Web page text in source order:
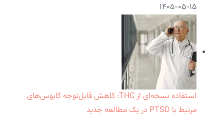
۱۴۰۵-۰۵-۱۵
استفاده نسخه‌ای از THC: کاهش قابل‌توجه کابوس‌های
مرتبط با PTSD در یک مطالعه جدید